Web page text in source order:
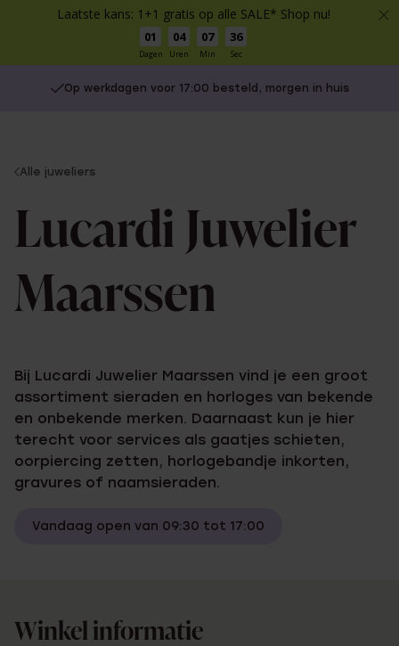
Laatste kans: 1+1 gratis op alle SALE* Shop nu!
01
Dagen
04
Uren
07
Min
35
Sec
Op werkdagen voor 17:00 besteld, morgen in huis
You
here:
Alle juweliers
Lucardi Juwelier
Maarssen
Bij Lucardi Juwelier Maarssen vind je een groot
assortiment sieraden en horloges van bekende
en onbekende merken. Daarnaast kun je hier
terecht voor services als gaatjes schieten,
oorpiercing zetten, horlogebandje inkorten,
gravures of naamsieraden.
Vandaag open van 09:30 tot 17:00
Winkel informatie